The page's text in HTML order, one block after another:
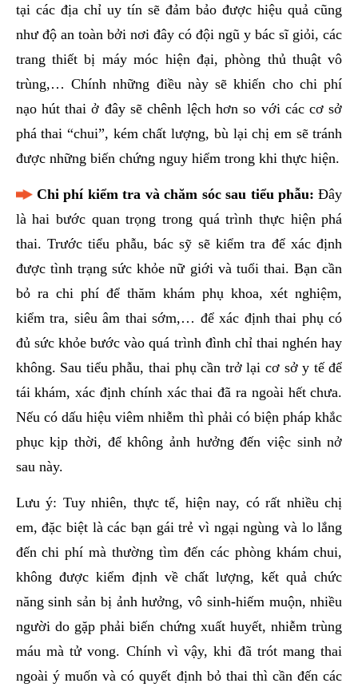
tại các địa chỉ uy tín sẽ đảm bảo được hiệu quả cũng
như độ an toàn bởi nơi đây có đội ngũ y bác sĩ giỏi, các
trang thiết bị máy móc hiện đại, phòng thủ thuật vô
trùng,… Chính những điều này sẽ khiến cho chi phí
nạo hút thai ở đây sẽ chênh lệch hơn so với các cơ sở
phá thai “chui”, kém chất lượng, bù lại chị em sẽ tránh
được những biến chứng nguy hiểm trong khi thực hiện.
Chi phí kiểm tra và chăm sóc sau tiểu phẫu:Đây
là hai bước quan trọng trong quá trình thực hiện phá
thai. Trước tiểu phẫu, bác sỹ sẽ kiểm tra để xác định
được tình trạng sức khỏe nữ giới và tuổi thai. Bạn cần
bỏ ra chi phí để thăm khám phụ khoa, xét nghiệm,
kiểm tra, siêu âm thai sớm,… để xác định thai phụ có
đủ sức khỏe bước vào quá trình đình chỉ thai nghén hay
không. Sau tiểu phẫu, thai phụ cần trở lại cơ sở y tế để
tái khám, xác định chính xác thai đã ra ngoài hết chưa.
Nếu có dấu hiệu viêm nhiễm thì phải có biện pháp khắc
phục kịp thời, để không ảnh hưởng đến việc sinh nở
sau này.
Lưu ý: Tuy nhiên, thực tế, hiện nay, có rất nhiều chị
em, đặc biệt là các bạn gái trẻ vì ngại ngùng và lo lắng
đến chi phí mà thường tìm đến các phòng khám chui,
không được kiểm định về chất lượng, kết quả chức
năng sinh sản bị ảnh hưởng, vô sinh-hiếm muộn, nhiều
người do gặp phải biến chứng xuất huyết, nhiễm trùng
máu mà tử vong. Chính vì vậy, khi đã trót mang thai
ngoài ý muốn và có quyết định bỏ thai thì cần đến các